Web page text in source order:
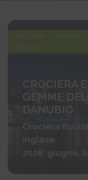
Bulgaria - Crociere
Fluviali
CROCIERA
GEMME
DANUBIO
Crociera
inglese
2026: giugno,